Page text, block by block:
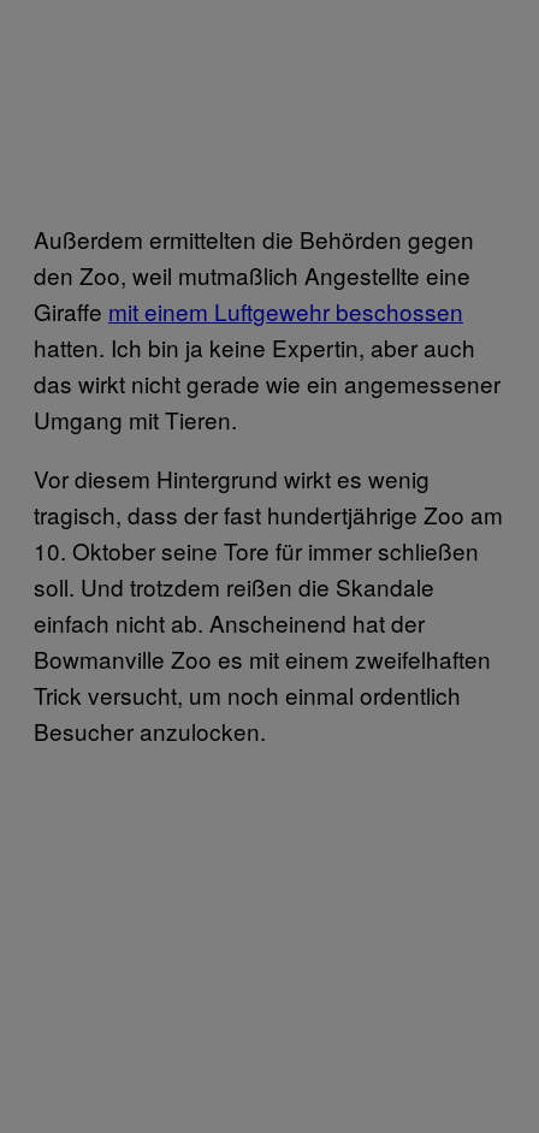
Außerdem ermittelten die Behörden gegen
den Zoo, weil mutmaßlich Angestellte eine
Giraffe mit einem Luftgewehr beschossen
hatten. Ich bin ja keine Expertin, aber auch
das wirkt nicht gerade wie ein angemessener
Umgang mit Tieren.
Vor diesem Hintergrund wirkt es wenig
tragisch, dass der fast hundertjährige Zoo am
10. Oktober seine Tore für immer schließen
soll. Und trotzdem reißen die Skandale
einfach nicht ab. Anscheinend hat der
Bowmanville Zoo es mit einem zweifelhaften
Trick versucht, um noch einmal ordentlich
Besucher anzulocken.